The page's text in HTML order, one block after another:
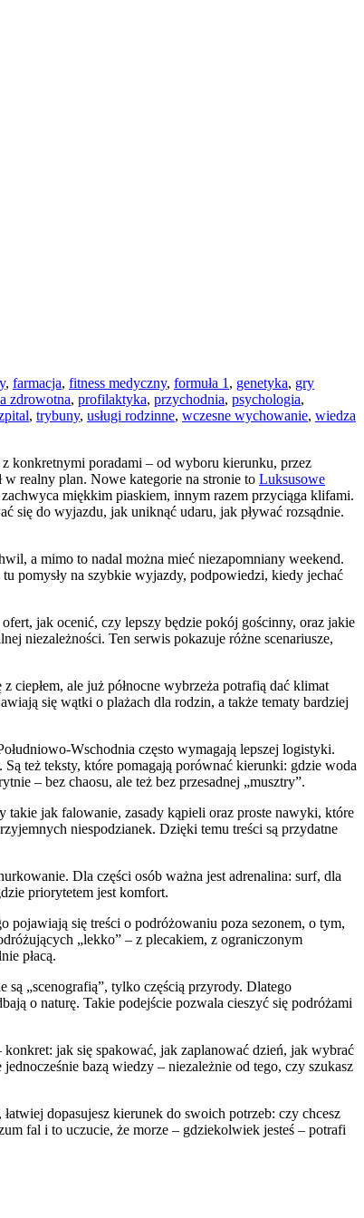
, farmacja, fitness medyczny, formuła 1 , genetyka, gry
zdrowotna, profilaktyka, przychodnia, psychologia,
, trybuny, usługi rodzinne, wczesne wychowanie, wiedza
konkretnymi poradami – od wyboru kierunku, przez
w realny plan. Nowe kategorie na stronie to Luksusowe
miękkim piaskiem, innym razem przyciąga klifami.
się do wyjazdu, jak uniknąć udaru, jak pływać rozsądnie.
a mimo to nadal można mieć niezapomniany weekend.
pomysły na szybkie wyjazdy, podpowiedzi, kiedy jechać
jak ocenić, czy lepszy będzie pokój gościnny, oraz jakie
niezależności. Ten serwis pokazuje różne scenariusze,
ale już północne wybrzeża potrafią dać klimat
się wątki o plażach dla rodzin, a także tematy bardziej
Wschodnia często wymagają lepszej logistyki.
też teksty, które pomagają porównać kierunki: gdzie woda
– bez chaosu, ale też bez przesadnej „musztry”.
takie jak falowanie, zasady kąpieli oraz proste nawyki, które
niespodzianek. Dzięki temu treści są przydatne
Dla części osób ważna jest adrenalina: surf, dla
priorytetem jest komfort.
pojawiają się treści o podróżowaniu poza sezonem, o tym,
„lekko” – z plecakiem, z ograniczonym
płacą.
„scenografią”, tylko częścią przyrody. Dlatego
o naturę. Takie podejście pozwala cieszyć się podróżami
jak się spakować, jak zaplanować dzień, jak wybrać
bazą wiedzy – niezależnie od tego, czy szukasz
dopasujesz kierunek do swoich potrzeb: czy chcesz
fal i to uczucie, że morze – gdziekolwiek jesteś – potrafi